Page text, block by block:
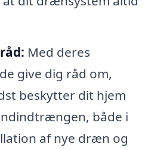
Med deres
give dig råd om,
beskytter dit hjem
både i
af nye dræn og